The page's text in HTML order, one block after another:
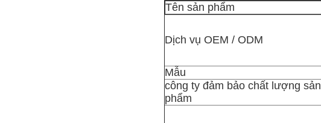
Tên sản phẩm
Dịch vụ OEM / ODM
Mẫu
công ty đảm bảo chất lượng sản
phẩm